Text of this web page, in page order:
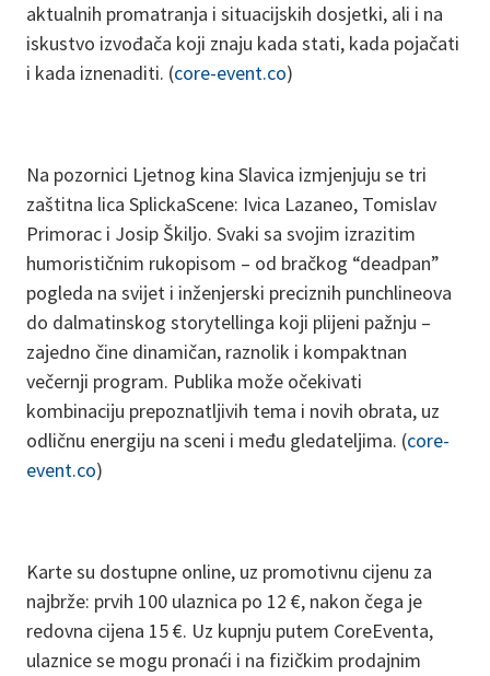
aktualnih promatranja i situacijskih dosjetki, ali i na
iskustvo izvođača koji znaju kada stati, kada pojačati
i kada iznenaditi. (core-event.co)
Na pozornici Ljetnog kina Slavica izmjenjuju se tri
zaštitna lica SplickaScene: Ivica Lazaneo, Tomislav
Primorac i Josip Škiljo. Svaki sa svojim izrazitim
humorističnim rukopisom – od bračkog “deadpan”
pogleda na svijet i inženjerski preciznih punchlineova
do dalmatinskog storytellinga koji plijeni pažnju –
zajedno čine dinamičan, raznolik i kompaktnan
večernji program. Publika može očekivati
kombinaciju prepoznatljivih tema i novih obrata, uz
odličnu energiju na sceni i među gledateljima. (core-
event.co)
Karte su dostupne online, uz promotivnu cijenu za
najbrže: prvih 100 ulaznica po 12 €, nakon čega je
redovna cijena 15 €. Uz kupnju putem CoreEventa,
ulaznice se mogu pronaći i na fizičkim prodajnim